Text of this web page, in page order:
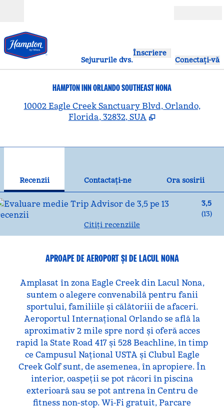
Sejururile dvs.
Înscriere
Conectați-vă
HAMPTON INN ORLANDO SOUTHEAST NONA
10002 Eagle Creek Sanctuary Blvd, Orlando,
Florida, 32832, SUA
Recenzii Contactaţi-ne
Ora sosirii
3,5
(13)
Citiți recenziile
APROAPE DE AEROPORT ȘI DE LACUL NONA
Amplasat în zona Eagle Creek din Lacul Nona,
suntem o alegere convenabilă pentru fanii
sportului, familiile și călătoriii de afaceri.
Aeroportul Internațional Orlando se află la
aproximativ 2 mile spre nord și oferă acces
rapid la State Road 417 și 528 Beachline, în timp
ce Campusul Național USTA și Clubul Eagle
Creek Golf sunt, de asemenea, în apropiere. În
interior, oaspeții se pot răcori în piscina
exterioară sau se pot antrena în Centru de
fitness non-stop. Wi-Fi gratuit, Parcare